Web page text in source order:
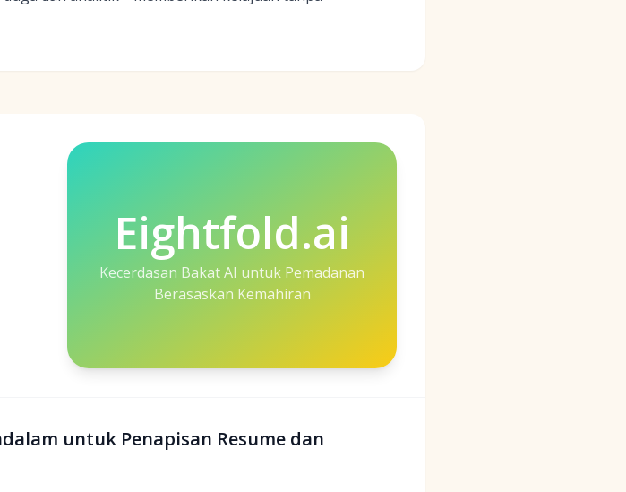
Eightfold.ai
Kecerdasan Bakat AI untuk Pemadanan
Berasaskan Kemahiran
untuk Penapisan Resume dan